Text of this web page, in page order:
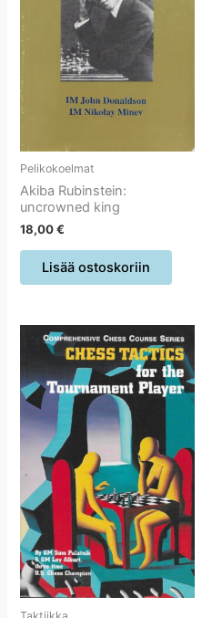
Pelikokoelmat
Akiba Rubinstein:
uncrowned king
18,00€
Lisää ostoskoriin